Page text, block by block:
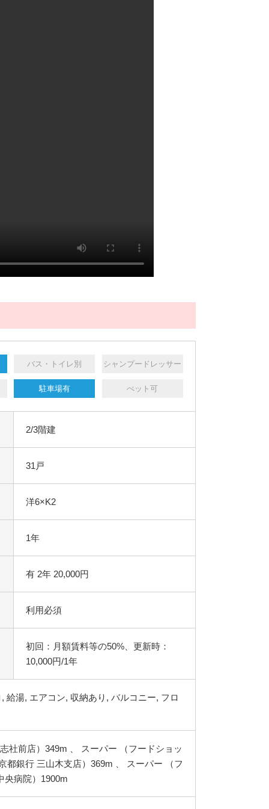
バス・トイレ別 シャンプードレッサー
駐車場有 ぺット可
2/3階建
31戸
洋6×K2
1年
有 2年 20,000円
利用必須
初回：月額賃料等の50%、更新時：
10,000円/1年
社前店）349m 、 スーパー （フードショッ
都銀行 三山木支店）369m 、 スーパー （フ
央病院）1900m